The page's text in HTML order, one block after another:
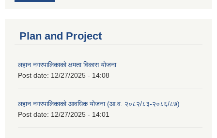
Plan and Project
लहान नगरपालिकाको क्षमता विकास योजना
Post date: 12/27/2025 - 14:08
लहान नगरपालिकाको आवधिक योजना (आ.व. २०८२/८३-२०८६/८७)
Post date: 12/27/2025 - 14:01